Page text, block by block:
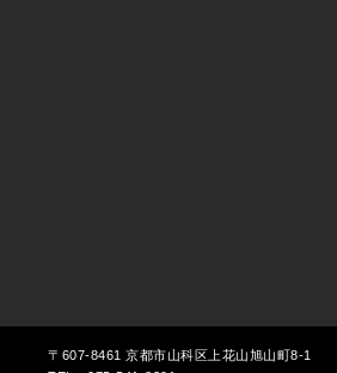
〒607-8461 京都市山科区上花山旭山町8-1